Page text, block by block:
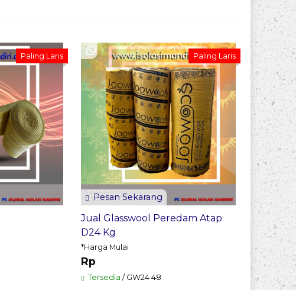
Paling Laris
Pesan Sekarang
Paling Laris
Jual Glasswool Peredam Atap
D24 Kg
*Harga Mulai
Rp
Tersedia / GW24 48
Pesan
JUAL
D32
*Harga
Rp
Tersedia